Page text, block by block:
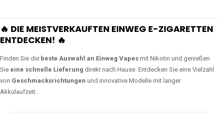
🔥 DIE MEISTVERKAUFTEN EINWEG E-ZIGARETTEN
ENTDECKEN! 🔥
Finden Sie die beste Auswahl an Einweg Vapes mit Nikotin und genießen
Sie eine schnelle Lieferung direkt nach Hause. Entdecken Sie eine Vielzahl
von Geschmacksrichtungen und innovative Modelle mit langer
Akkulaufzeit.